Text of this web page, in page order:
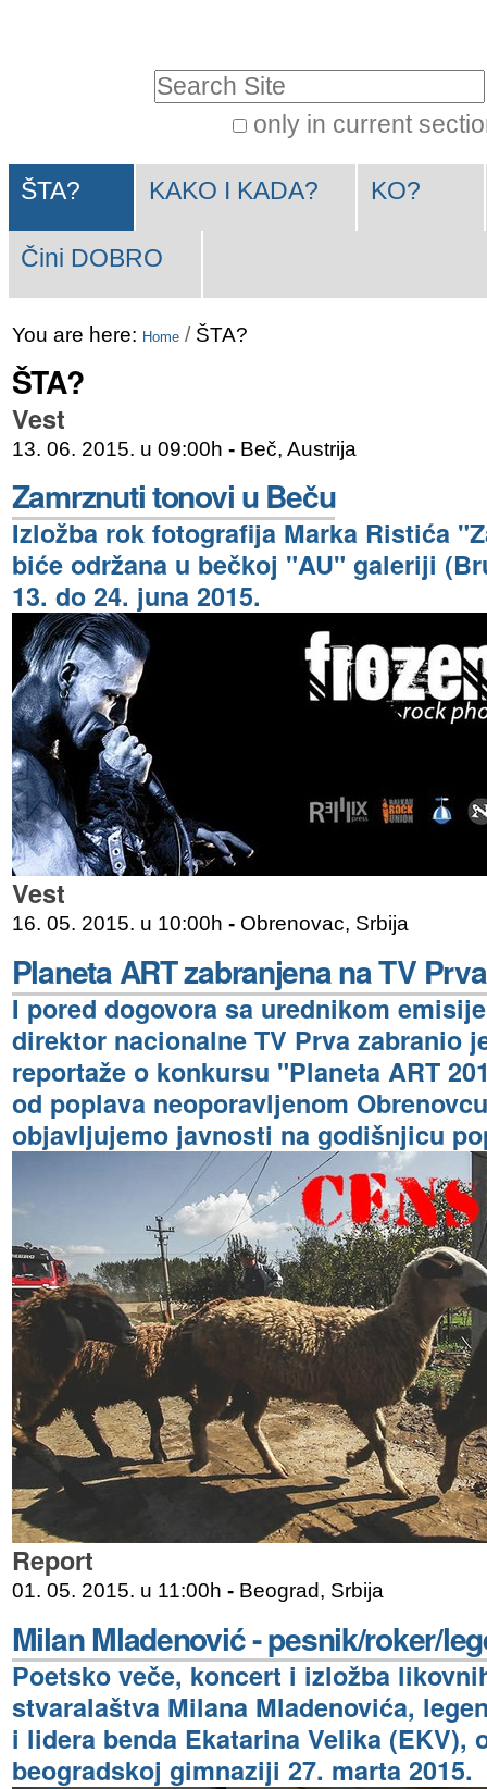
Skip
to
navigation
only in current
Search…
Navigation
ŠTA? KAKO I KADA? KO?
Čini DOBRO
You are here: Home / ŠTA?
ŠTA?
Vest
13. 06. 2015. u 09:00h - Beč, Austrija
Zamrznuti tonovi u Beču
Izložba rok fotografija Marka Ristića
biće održana u bečkoj "AU" galeriji
13. do 24. juna 2015.
Vest
16. 05. 2015. u 10:00h - Obrenovac, Srbija
Planeta ART zabranjena na TV
I pored dogovora sa urednikom
direktor nacionalne TV Prva zabranio
reportaže o konkursu "Planeta ART
od poplava neoporavljenom
objavljujemo javnosti na godišnjicu
Report
01. 05. 2015. u 11:00h - Beograd, Srbija
Milan Mladenović - pesnik/roker/
Poetsko veče, koncert i izložba
stvaralaštva Milana Mladenovića,
i lidera benda Ekatarina Velika (EKV),
beogradskoj gimnaziji 27. marta 2015.